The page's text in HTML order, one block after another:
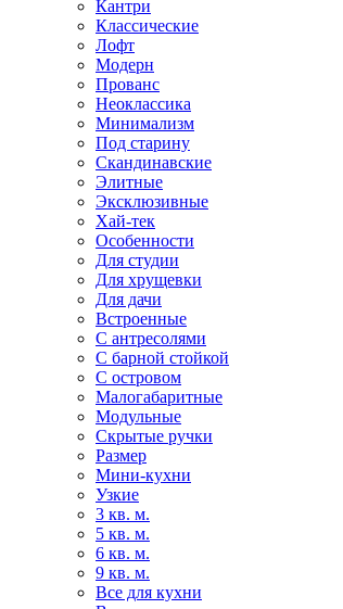
Кантри
Классические
Лофт
Модерн
Прованс
Неоклассика
Минимализм
Под старину
Скандинавские
Элитные
Эксклюзивные
Хай-тек
Особенности
Для студии
Для хрущевки
Для дачи
Встроенные
С антресолями
С барной стойкой
С островом
Малогабаритные
Модульные
Скрытые ручки
Размер
Мини-кухни
Узкие
3 кв. м.
5 кв. м.
6 кв. м.
9 кв. м.
Все для кухни